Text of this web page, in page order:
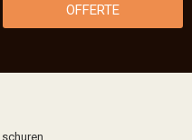
OFFERTE